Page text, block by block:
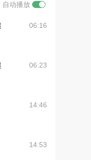
自动播放
06:16
06:23
14:46
14:53